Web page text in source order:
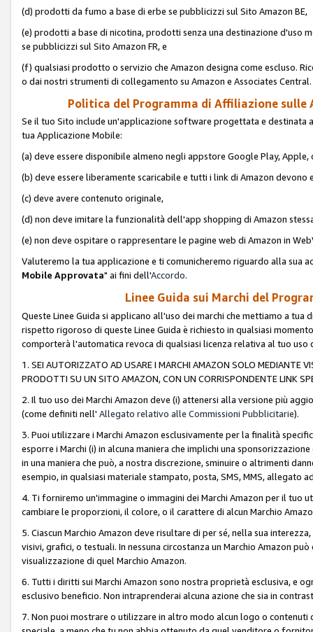
(d) prodotti da fumo a base di erbe se pubblicizzi sul Sito Amazon BE,
(e) prodotti a base di nicotina, prodotti senza una destinazione d'uso
se pubblicizzi sul Sito Amazon FR, e
(f) qualsiasi prodotto o servizio che Amazon designa come escluso.
o dai nostri strumenti di collegamento su Amazon e Associates Central.
Politica del Programma di Affiliazione
Se il tuo Sito include un'applicazione software progettata e
tua Applicazione Mobile:
(a) deve essere disponibile almeno negli appstore Google Play, Apple,
(b) deve essere liberamente scaricabile e tutti i link di Amazon devono
(c) deve avere contenuto originale,
(d) non deve imitare la funzionalità dell'app shopping di Amazon
(e) non deve ospitare o rappresentare le pagine web di Amazon in
Valuteremo la tua applicazione e ti comunicheremo riguardo alla sua
Mobile Approvata" ai fini dell'Accordo.
Linee Guida sui Marchi del
Queste Linee Guida si applicano all'uso dei marchi che mettiamo a
rispetto rigoroso di queste Linee Guida è richiesto in qualsiasi
comporterà l'automatica revoca di qualsiasi licenza relativa al tuo uso
1. SEI AUTORIZZATO AD USARE I MARCHI AMAZON SOLO MEDIANTE
PRODOTTI SU UN SITO AMAZON, CON UN CORRISPONDENTE LINK
2. Il tuo uso dei Marchi Amazon deve (i) attenersi alla versione più
(come definiti nell' Allegato relativo alle Commissioni Pubblicitarie).
3. Puoi utilizzare i Marchi Amazon esclusivamente per la finalità
esporre i Marchi (i) in alcuna maniera che implichi una
in una maniera che può, a nostra discrezione, sminuire o altrimenti
esempio, in qualsiasi materiale stampato, posta, SMS, MMS,
4. Ti forniremo un'immagine o immagini dei Marchi Amazon per il tuo
cambiare le proporzioni, il colore, o il carattere di alcun Marchio
5. Ciascun Marchio Amazon deve risultare di per sé, nella sua
visivi, grafici, o testuali. In nessuna circostanza un Marchio Amazon
visualizzazione di quel Marchio Amazon.
6. Tutti i diritti sui Marchi Amazon sono nostra proprietà esclusiva, e
esclusivo beneficio. Non intraprenderai alcuna azione che sia in
7. Non puoi mostrare o utilizzare in altro modo alcun logo o